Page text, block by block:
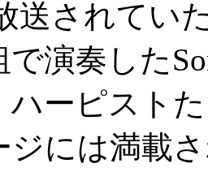
送されてい
で演奏した
ハーピスト
ジには満載